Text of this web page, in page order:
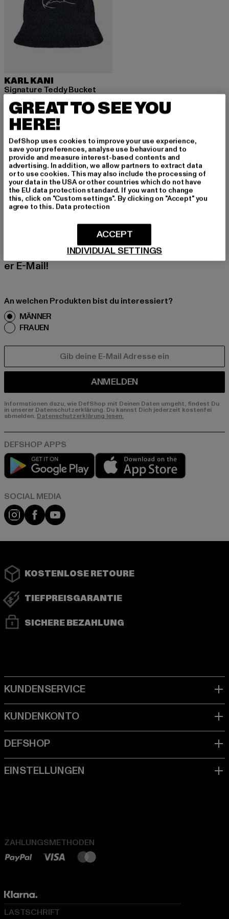
KARL KANI
Signature Teddy Bucket
18,80 EUR
Derzeitiger Preis: 18,80 EUR
39,99 EURAktionspreis: 39,99 EUR
MELDE DICH AN, UM
INSPIRIERT ZU BLEI
BEN!
Melde dich hier für unseren Newsletter an und
erhalte künftig Informationen über aktuelle Tre
nds, Angebote und Gutscheine von DefShop p
er E-Mail!
An welchen Produkten bist du interessiert?
MÄNNER
FRAUEN
ANMELDEN
Informationen dazu, wie DefShop mit Deinen Daten umgeht, findest Du
in unserer Datenschutzerklärung. Du kannst Dich jederzeit kostenfei
abmelden. Datenschutzerklärung lesen.
Play market
Instagram
FacebookYouTube
KOSTENLOSE RETOURE
TIEFPREISGARANTIE
SICHERE BEZAHLUNG
ZAHLUNGSMETHODEN
LASTSCHRIFT
GREAT TO SEE YOU
HERE!
DefShop uses cookies to improve your use experience,
save your preferences, analyse use behaviour and to
provide and measure interest-based contents and
advertising. In addition, we allow partners to extract data
or to use cookies. This may also include the processing of
your data in the USA or other countries which do not have
the EU data protection standard. If you want to change
this, click on "Custom settings". By clicking on "Accept" you
agree to this. Data protection
INDIVIDUAL SETTINGS
ACCEPT